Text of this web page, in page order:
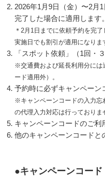
2026年1月9日（金）〜2月
完了した場合に適用します。
＊2月1日までに依頼予約を完
実施日でも割引が適用になりま
「スポット依頼」（1回・
※交通費および延長利用分には
ード適用外）。
予約時に必ずキャンペーン
※ キャンペーンコードの入力
の代理入力対応は行っておりま
キャンペーンコードのご利
他のキャンペーンコードと
●キャンペーンコード